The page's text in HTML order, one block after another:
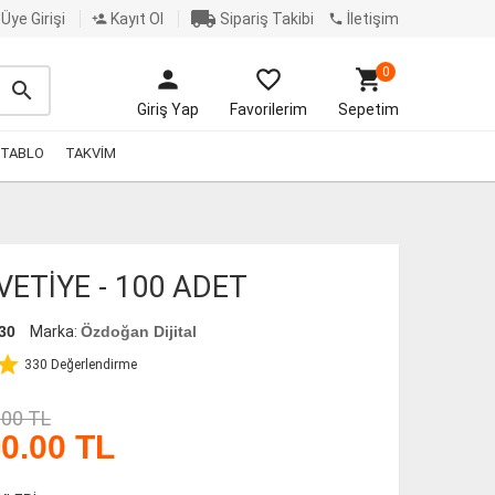
Üye Girişi person_add Kayıt Ol local_shipping Sipariş Takibi phone İletişim
search person
Giriş Yap
favorite_border
Favorilerim
shopping_cart
Sepetim
0
TABLO TAKVIM
- 100 ADET
Marka: Özdoğan Dijital
330 Değerlendirme
TL
TL